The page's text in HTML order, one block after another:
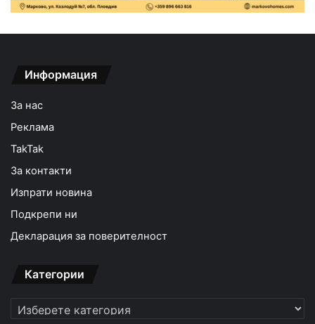
Информация
За нас
Реклама
TakTak
За контакти
Изпрати новина
Подкрепи ни
Декларация за поверителност
Категории
Категории